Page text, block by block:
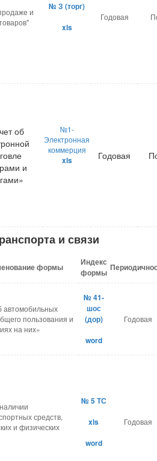
и
№ З (торг)
xls
Годовая
об
и
№1-
Электронная
коммерция
xls Годовая
и связи
формы
Индекс
формы
автомобильных
пользования и
на них»
№ 41-
шос
(дор)
word
Годовая
средств,
и физических
№ 5 ТС
xls
word
Годовая